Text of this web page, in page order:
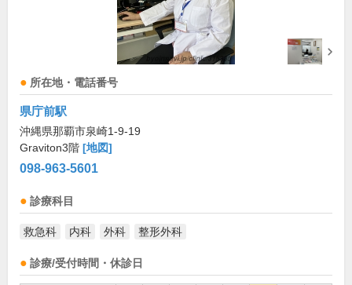
所在地・電話番号
県庁前駅
沖縄県那覇市泉崎1-9-19
Graviton3階 [地図]
098-963-5601
診療科目
救急科 内科 外科 整形外科
診療/受付時間・休診日